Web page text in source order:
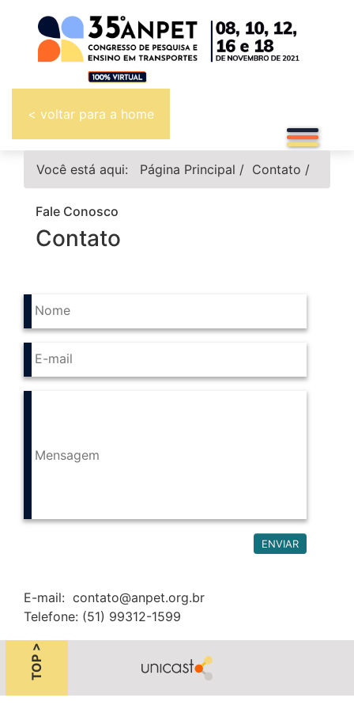
< voltar para a home
Você está aqui: Página Principal / Contato /
Fale Conosco
Contato
E-mail: contato@anpet.org.br
Telefone: (51) 99312-1599
TOP >